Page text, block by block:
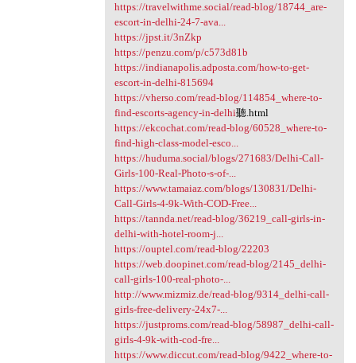
https://travelwithme.social/read-blog/18744_are-
escort-in-delhi-24-7-ava...
https://jpst.it/3nZkp
https://penzu.com/p/c573d81b
https://indianapolis.adposta.com/how-to-get-
escort-in-delhi-815694
https://vherso.com/read-blog/114854_where-to-
find-escorts-agency-in-delhi聽.html
https://ekcochat.com/read-blog/60528_where-to-
find-high-class-model-esco...
https://huduma.social/blogs/271683/Delhi-Call-
Girls-100-Real-Photo-s-of-...
https://www.tamaiaz.com/blogs/130831/Delhi-
Call-Girls-4-9k-With-COD-Free...
https://tannda.net/read-blog/36219_call-girls-in-
delhi-with-hotel-room-j...
https://ouptel.com/read-blog/22203
https://web.doopinet.com/read-blog/2145_delhi-
call-girls-100-real-photo-...
http://www.mizmiz.de/read-blog/9314_delhi-call-
girls-free-delivery-24x7-...
https://justproms.com/read-blog/58987_delhi-call-
girls-4-9k-with-cod-fre...
https://www.diccut.com/read-blog/9422_where-to-